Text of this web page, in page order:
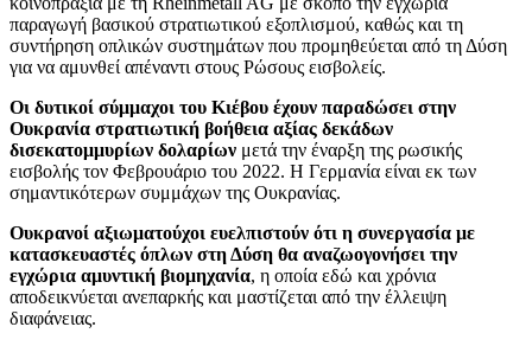
παραγωγή βασικού στρατιωτικού εξοπλισμού, καθώς και τη
συντήρηση οπλικών συστημάτων που προμηθεύεται από τη Δύση
για να αμυνθεί απέναντι στους Ρώσους εισβολείς.
Οι δυτικοί σύμμαχοι του Κιέβου έχουν παραδώσει στην
Ουκρανία στρατιωτική βοήθεια αξίας δεκάδων
δισεκατομμυρίων δολαρίων μετά την έναρξη της ρωσικής
εισβολής τον Φεβρουάριο του 2022. Η Γερμανία είναι εκ των
σημαντικότερων συμμάχων της Ουκρανίας.
Ουκρανοί αξιωματούχοι ευελπιστούν ότι η συνεργασία με
κατασκευαστές όπλων στη Δύση θα αναζωογονήσει την
εγχώρια αμυντική βιομηχανία, η οποία εδώ και χρόνια
αποδεικνύεται ανεπαρκής και μαστίζεται από την έλλειψη
διαφάνειας.